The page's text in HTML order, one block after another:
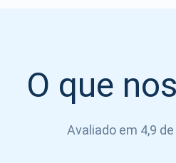
O que
Avaliado em 4,9